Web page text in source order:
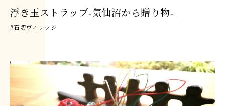
浮き玉ストラップ-気仙沼から贈り物-
#石切ヴィレッジ